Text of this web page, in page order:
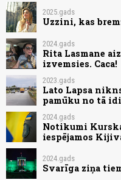
2025.gads
Uzzini, kas
2024.gads
Rita Lasmane
izvemsies. Caca!
2023.gads
Lato Lapsa
pamūku no tā
2024.gads
Notikumi
iespējamos
2024.gads
Svarīga ziņa